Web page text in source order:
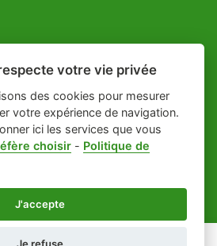
solution web et- Le village
-- Gestion des cookies
votre vie privée
des cookies pour mesurer
votre expérience de navigation.
ici les services que vous
choisir - Politique de
J'accepte
Je refuse